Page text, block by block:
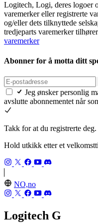
Logitech, Logi, deres logoer
varemerker eller registrerte
og/eller dets tilknyttede
tredjeparts varemerker
varemerker
Abonner for å motta ditt
Jeg ønsker personlig
avslutte abonnementet når
Takk for at du registrerte deg.
Hold utkikk etter et
NO,no
Logitech G